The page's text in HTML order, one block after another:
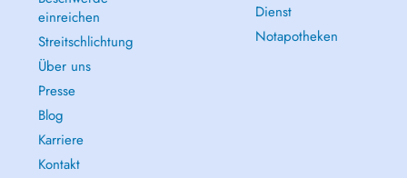
einreichen
Streitschlichtung
Über uns
Presse
Blog
Karriere
Kontakt
Dienst
Notapotheken